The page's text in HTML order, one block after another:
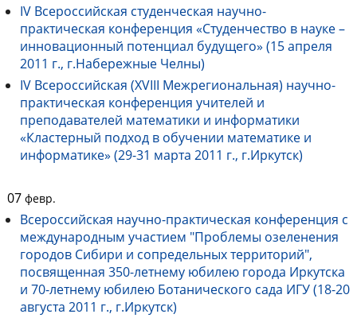
IV Всероссийская студенческая научно-
практическая конференция «Студенчество в науке –
инновационный потенциал будущего» (15 апреля
2011 г., г.Набережные Челны)
IV Всероссийская (XVIII Межрегиональная) научно-
практическая конференция учителей и
преподавателей математики и информатики
«Кластерный подход в обучении математике и
информатике» (29-31 марта 2011 г., г.Иркутск)
07 февр.
Всероссийская научно-практическая конференция с
международным участием "Проблемы озеленения
городов Сибири и сопредельных территорий",
посвященная 350-летнему юбилею города Иркутска
и 70-летнему юбилею Ботанического сада ИГУ (18-20
августа 2011 г., г.Иркутск)